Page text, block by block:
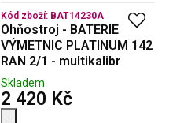
Kód zboží: BAT14230A
Ohňostroj - BATERIE
VÝMETNIC PLATINUM 142
RAN 2/1 - multikalibr
Skladem
2 420 Kčs DPH
-